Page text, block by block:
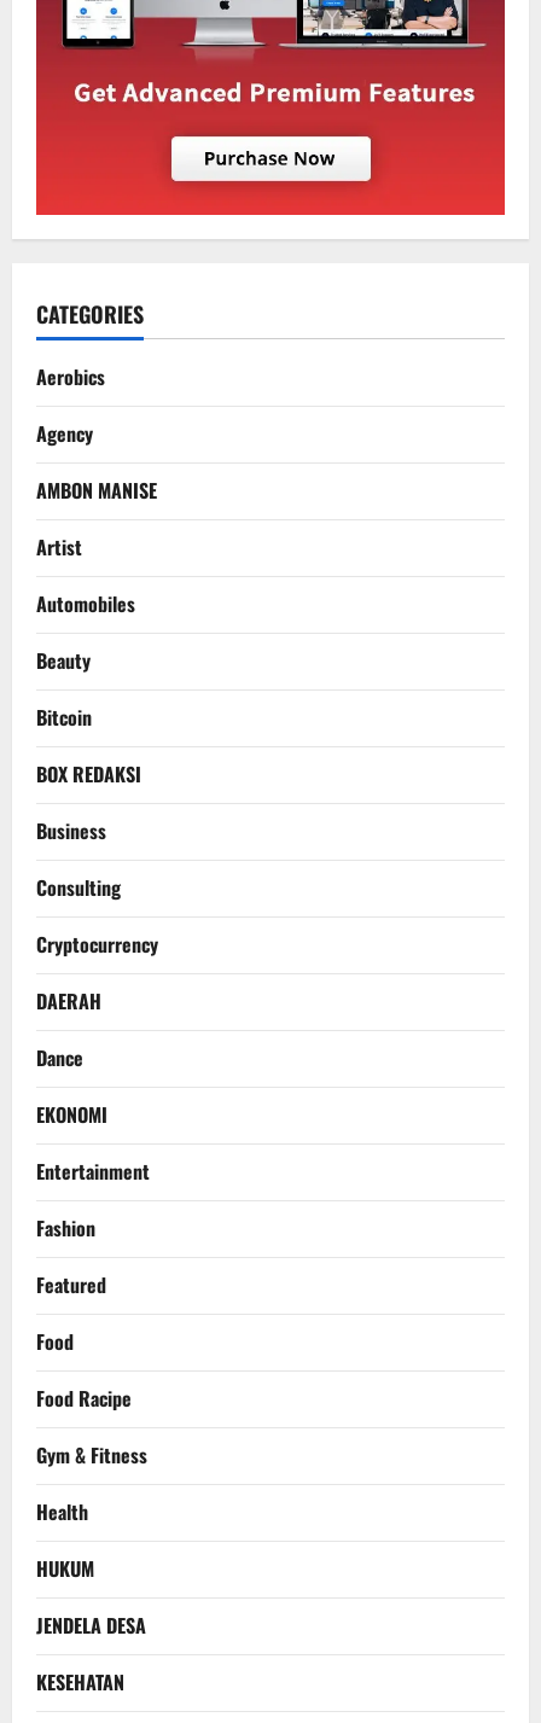
CATEGORIES
Aerobics
Agency
AMBON MANISE
Artist
Automobiles
Beauty
Bitcoin
BOX REDAKSI
Business
Consulting
Cryptocurrency
DAERAH
Dance
EKONOMI
Entertainment
Fashion
Featured
Food
Food Racipe
Gym & Fitness
Health
HUKUM
JENDELA DESA
KESEHATAN